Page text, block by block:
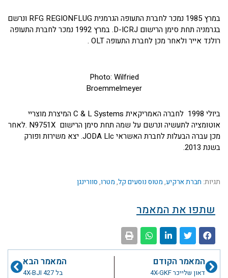
במרץ 1985 נמכר לחברת התעופה הגרמנית RFG REGIONFLUG ונרשם
בגרמניה תחת סימן הרישום D-ICRJ. במרץ 1992 נמכר לחברת התעופה
רולנד אייר ולאחר מכן לחברת התעופה OLT .
Photo: Wilfried
Broemmelmeyer
ביולי 1998 לחברה האמריקאית C & L Systems המיצרת מוצריי
אוטומציה לתעשיה ונרשם על שמה תחת סימן הרישום N9751X .לאחר
מכן עברה הבעלות לחברת האשראי JODA Llc. יצא משירות ופורק
בשנת 2013.
תגיות: חברת ארקיע, מטוס נוסעים קל, מטרו, סוורינגן
שתפו את המאמר
קודםהמאמר הקודם
דאון שלייכר 4X-GKF
המאמר הבא
בל 4X-BJI 427
הבא